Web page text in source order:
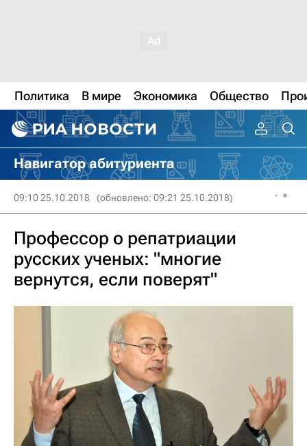
Политика В мире Экономика Общество
Навигатор абитуриента
09:10 25.10.2018 (обновлено: 09:21 25.10.2018)
Профессор о репатриации
русских ученых: "многие
вернутся, если поверят"